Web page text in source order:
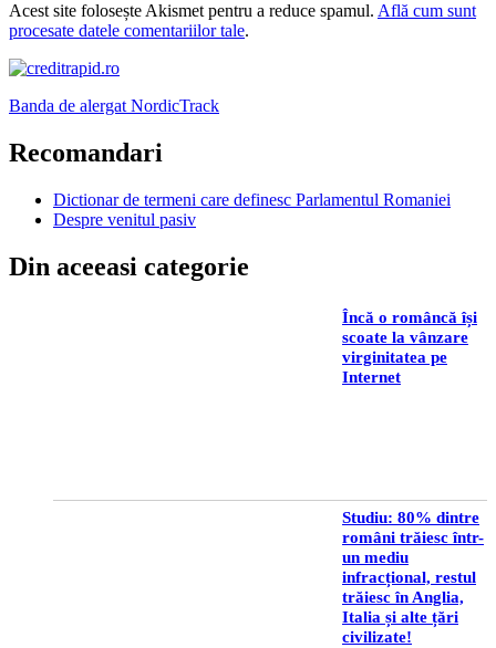
Acest site folosește Akismet pentru a reduce spamul. Află cum sunt
procesate datele comentariilor tale.
Banda de alergat NordicTrack
Recomandari
Dictionar de termeni care definesc Parlamentul Romaniei
Despre venitul pasiv
Din aceeasi categorie
Încă o româncă își
scoate la vânzare
virginitatea pe
Internet
Studiu: 80% dintre
români trăiesc într-
un mediu
infracțional, restul
trăiesc în Anglia,
Italia și alte țări
civilizate!